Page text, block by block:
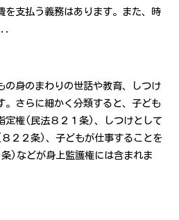
を支払う義務はあります。また、時
の身のまわりの世話や教育、しつけ
。さらに細かく分類すると、子ども
定権(民法８２１条)、しつけとして
２２条)、子どもが仕事することを
)などが身上監護権には含まれま